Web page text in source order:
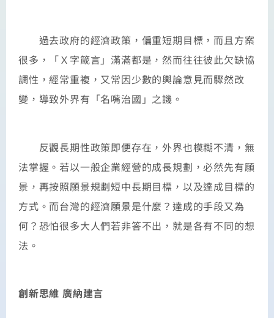
過去政府的經濟政策，偏重短期目標，而且方案
很多，「Ｘ字箴言」滿滿都是，然而往往彼此欠缺協
調性，經常重複，又常因少數的輿論意見而驟然改
變，導致外界有「名嘴治國」之譏。
反觀長期性政策即便存在，外界也模糊不清，無
法掌握。若以一般企業經營的成長規劃，必然先有願
景，再按照願景規劃短中長期目標，以及達成目標的
方式。而台灣的經濟願景是什麼？達成的手段又為
何？恐怕很多大人們若非答不出，就是各有不同的想
法。
創新思維 廣納建言